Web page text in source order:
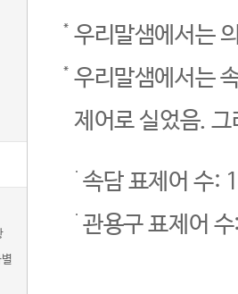
우리말샘에서는
우리말샘에서는
제어로 실었음.
속담 표제어 수:
관용구 표제어